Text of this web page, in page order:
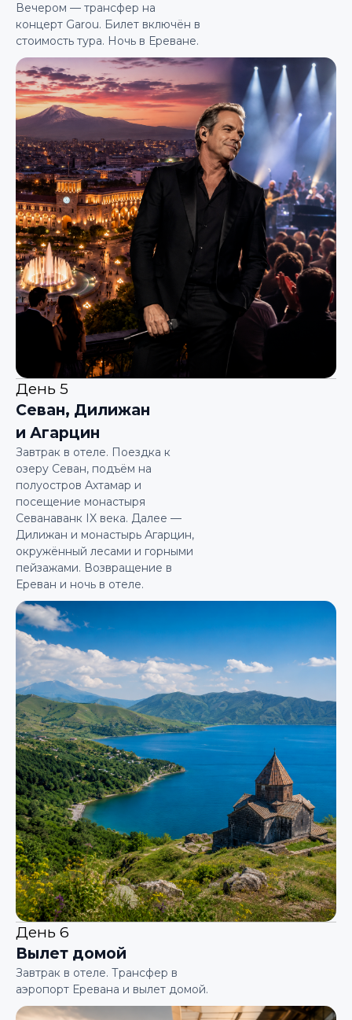
Вечером — трансфер на
концерт Garou. Билет включён в
стоимость тура. Ночь в Ереване.
День 5
Севан, Дилижан
и Агарцин
Завтрак в отеле. Поездка к
озеру Севан, подъём на
полуостров Ахтамар и
посещение монастыря
Севанаванк IX века. Далее —
Дилижан и монастырь Агарцин,
окружённый лесами и горными
пейзажами. Возвращение в
Ереван и ночь в отеле.
День 6
Вылет домой
Завтрак в отеле. Трансфер в
аэропорт Еревана и вылет домой.